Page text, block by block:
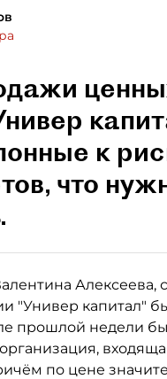
к
что
Алексеева,
"Универ капитал"
прошлой недели
по цене